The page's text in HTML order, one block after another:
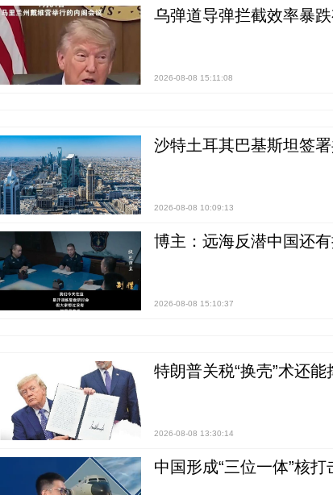
乌弹道导弹拦截效率暴
2026-08-08 15:11:08
沙特土耳其巴基斯坦签
2026-08-08 10:09:13
博主：远海反潜中国还
2026-08-08 15:10:37
特朗普关税“换壳”术还
2026-08-08 13:30:14
中国形成“三位一体”核